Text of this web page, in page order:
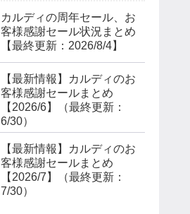
カルディの周年セール、お
客様感謝セール状況まとめ
【最終更新：2026/8/4】
【最新情報】カルディのお
客様感謝セールまとめ
【2026/6】（最終更新：
6/30）
【最新情報】カルディのお
客様感謝セールまとめ
【2026/7】（最終更新：
7/30）